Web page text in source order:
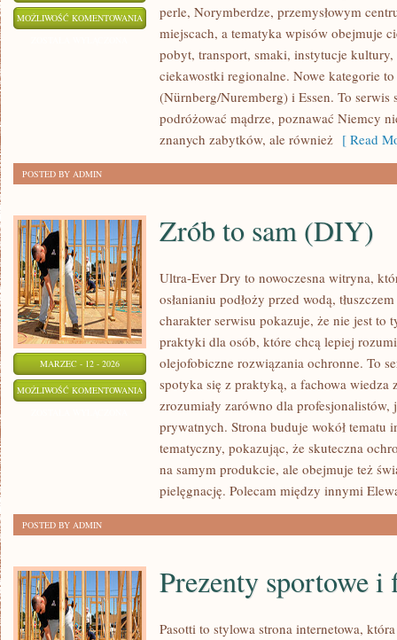
MOŻLIWOŚĆ KOMENTOWANIA DORTMUND
perle, Norymberdze, przemysłowym
miejscach, a tematyka wpisów obejmuje
pobyt, transport, smaki, instytucje
ciekawostki regionalne. Nowe kategorie
(Nürnberg/Nuremberg) i Essen. To
podróżować mądrze, poznawać Niemcy
znanych zabytków, ale również [ Read
POSTED BY ADMIN
MARZEC - 12 - 2026
MOŻLIWOŚĆ KOMENTOWANIA ZRÓB
SAM
(DIY)
Zrób to sam (DIY)
Ultra-Ever Dry to nowoczesna witryna,
osłanianiu podłoży przed wodą,
charakter serwisu pokazuje, że nie jest
praktyki dla osób, które chcą lepiej
olejofobiczne rozwiązania ochronne. To
spotyka się z praktyką, a fachowa wiedza
zrozumiały zarówno dla
prywatnych. Strona buduje wokół tematu
tematyczny, pokazując, że skuteczna
na samym produkcie, ale obejmuje też
pielęgnację. Polecam między innymi
POSTED BY ADMIN
Prezenty sportowe i
Pasotti to stylowa strona internetowa,